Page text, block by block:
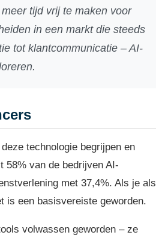
tijd vrij te maken voor
in een markt die steeds
tot klantcommunicatie – AI-
technologie begrijpen en
58% van de bedrijven AI-
met 37,4%. Als je als
is een basisvereiste geworden.
volwassen geworden – ze